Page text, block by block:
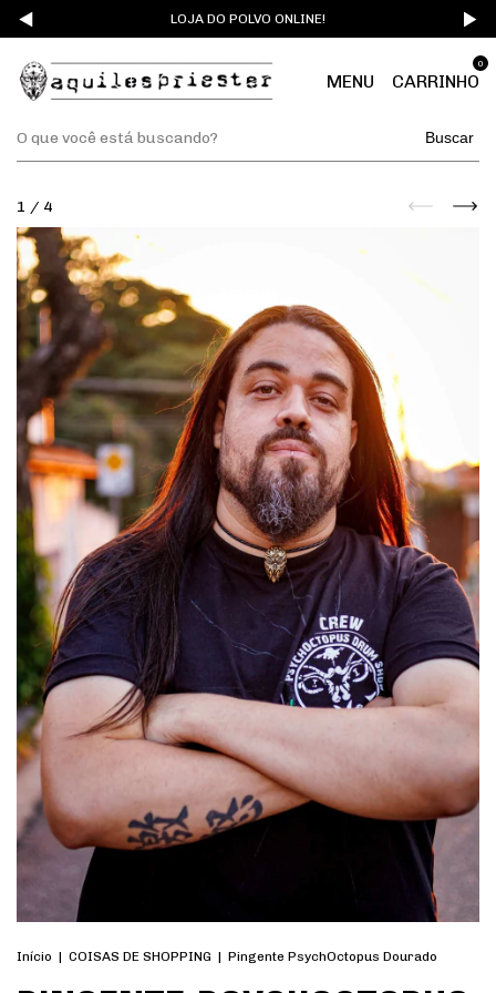
LOJA DO POLVO ONLINE!
MENU CARRINHO
0
Buscar
1 / 4
Início | COISAS DE SHOPPING | Pingente PsychOctopus Dourado